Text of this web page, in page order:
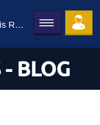
Rodoviários Federais
Toggle
navigation
BLOG